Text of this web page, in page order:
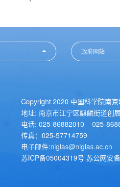
政府网站
Copyright 2020 中国科学院南
地址: 南京市江宁区麒麟街道创
电话: 025-86882010 025-
传真：025-57714759
电子邮件:niglas@niglas.ac.cn
苏ICP备05004319号 苏公网安